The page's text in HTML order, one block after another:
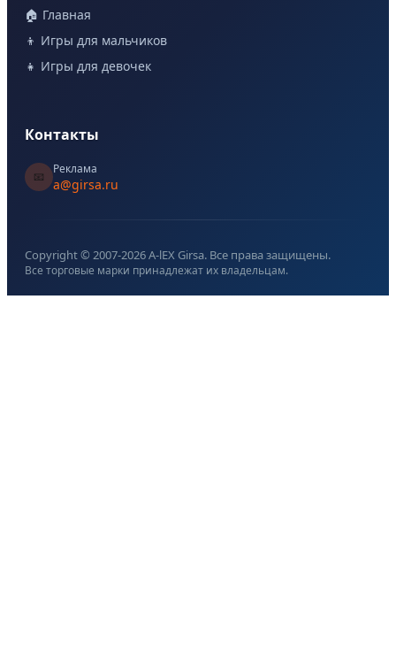
🏠 Главная
👦 Игры для мальчиков
👧 Игры для девочек
Контакты
📧
Реклама
a@girsa.ru
Copyright © 2007-2026A-lEX Girsa. Все права защищены.
Все торговые марки принадлежат их владельцам.